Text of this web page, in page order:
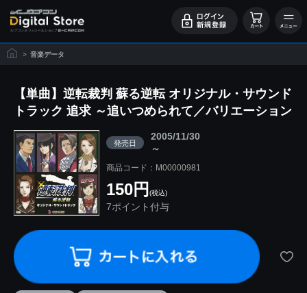
> 音楽データ
【単曲】逆転裁判 蘇る逆転 オリジナル・サウンド
トラック 追求 ～追いつめられて／バリエーション
発売日
2005/11/30
～
商品コード：M00000981
150円 (税込)
7ポイント付与